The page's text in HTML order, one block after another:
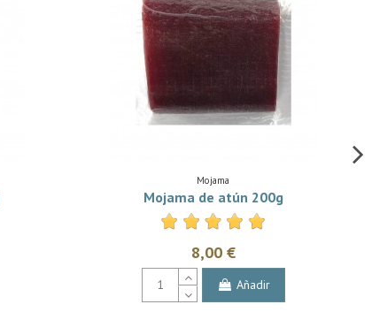
Mojama
Mojama de atún 200g
8,00 €
Añadir